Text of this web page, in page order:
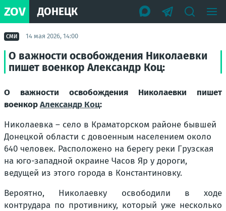
ZOV ДОНЕЦК
СМИ 14 мая 2026, 14:00
О важности освобождения Николаевки
пишет военкор Александр Коц:
О важности освобождения Николаевки пишет
военкорАлександр Коц:
Николаевка – село в Краматорском районе бывшей
Донецкой области с довоенным населением около
640 человек. Расположено на берегу реки Грузская
на юго-западной окраине Часов Яр у дороги,
ведущей из этого города в Константиновку.
Вероятно, Николаевку освободили в ходе
контрудара по противнику, который уже несколько